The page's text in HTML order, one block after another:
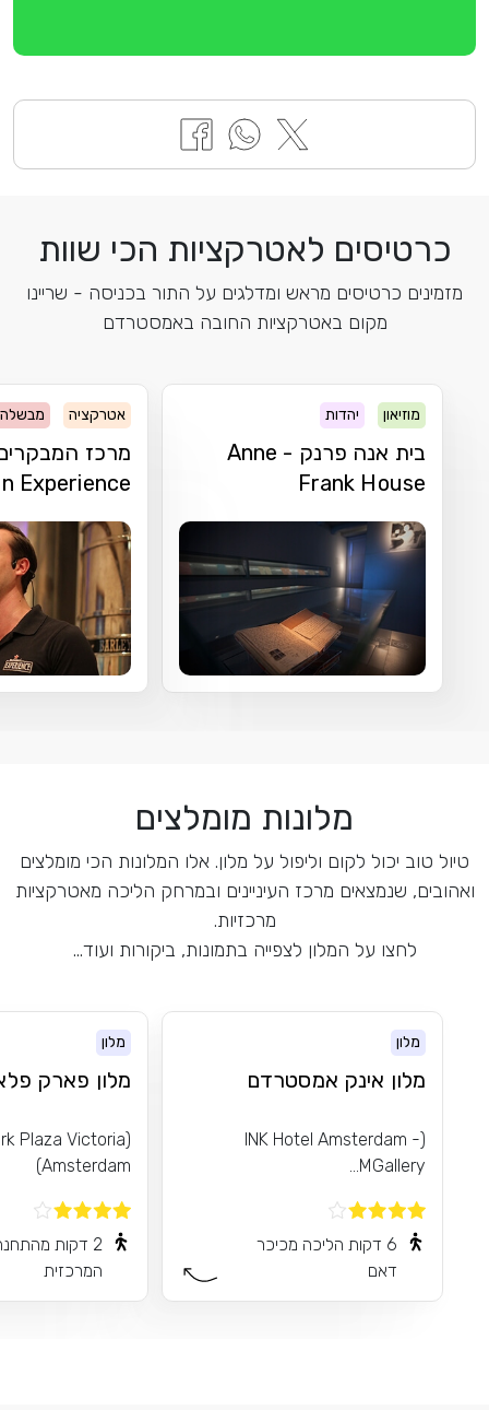
כרטיסים לאטרקציות הכי שוות
מזמינים כרטיסים מראש ומדלגים על התור בכניסה - שריינו
מקום באטרקציות החובה באמסטרדם
מוזיאון יהדות
בית אנה פרנק - Anne
Frank House
אטרקציה מבשלה
מרכז
Experience
מלונות מומלצים
טיול טוב יכול לקום וליפול על מלון. אלו המלונות הכי מומלצים
ואהובים, שנמצאים מרכז העיניינים ובמרחק הליכה מאטרקציות
מרכזיות.
לחצו על המלון לצפייה בתמונות, ביקורות ועוד...
מלון
מלון אינק אמסטרדם
(INK Hotel Amsterdam -
MGallery...
6 דקות הליכה מכיכר
דאם
מלון
מלון פארק
Plaza Victoria
Amsterdam)
2 דקות
המרכזית